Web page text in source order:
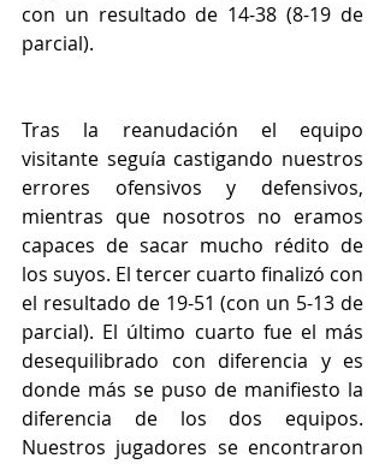
con un resultado de 14-38 (8-19 de
parcial).
Tras la reanudación el equipo
visitante seguía castigando nuestros
errores ofensivos y defensivos,
mientras que nosotros no eramos
capaces de sacar mucho rédito de
los suyos. El tercer cuarto finalizó con
el resultado de 19-51 (con un 5-13 de
parcial). El último cuarto fue el más
desequilibrado con diferencia y es
donde más se puso de manifiesto la
diferencia de los dos equipos.
Nuestros jugadores se encontraron